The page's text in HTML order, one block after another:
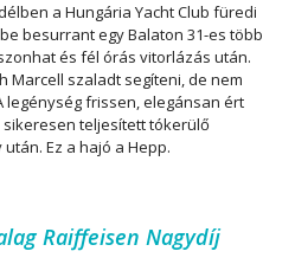
a Hungária Yacht Club füredi
besurrant egy Balaton 31-es több
és fél órás vitorlázás után.
Marcell szaladt segíteni, de nem
legénység frissen, elegánsan ért
teljesített tókerülő
Ez a hajó a Hepp.
Raiffeisen Nagydíj